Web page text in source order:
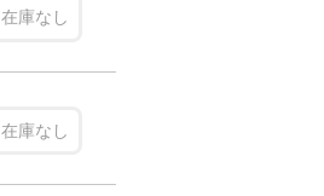
在庫なし
在庫なし